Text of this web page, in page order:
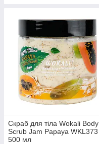
Скраб для тіла Wokali Body
Scrub Jam Papaya WKL373
500 мл